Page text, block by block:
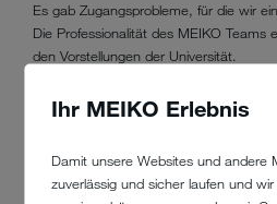
Ihr MEIKO Erlebnis
Damit unsere Websites und andere
zuverlässig und sicher laufen und
Es gab Zugangsprobleme, für die wir
Die Professionalität des MEIKO Teams
den Vorstellungen der Universität.
und ich muss sagen, auch ich war sehr